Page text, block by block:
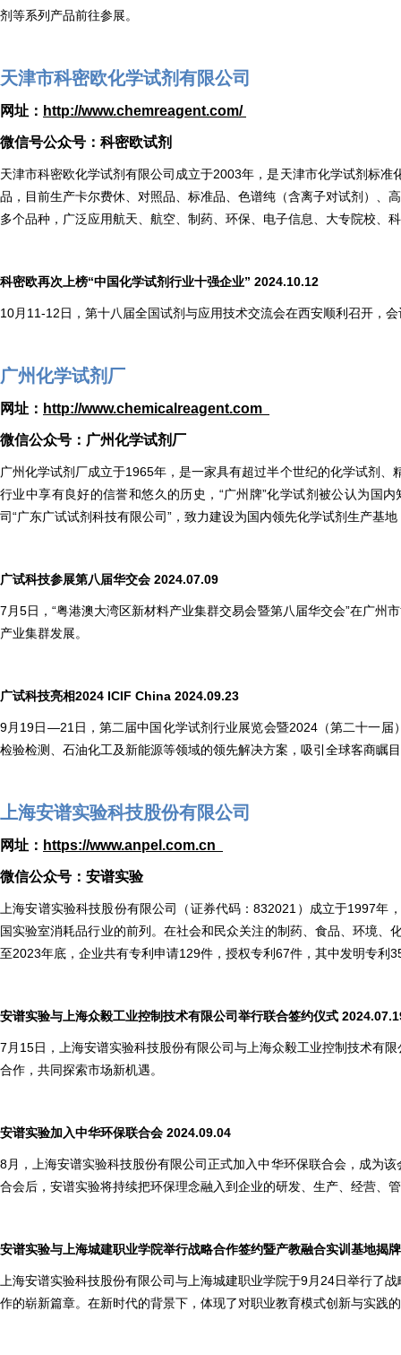
剂等系列产品前往参展。
天津市科密欧化学试剂有限公司
网址： http://www.chemreagent.com/
微信号公众号：科密欧试剂
天津市科密欧化学试剂有限公司成立于2003年，是天津市化学试剂标
品，目前生产卡尔费休、对照品、标准品、色谱纯（含离子对试剂）、
多个品种，广泛应用航天、航空、制药、环保、电子信息、大专院校
科密欧再次上榜“中国化学试剂行业十强企业” 2024.10.12
10月11-12日，第十八届全国试剂与应用技术交流会在西安顺利召开，
广州化学试剂厂
网址： http://www.chemicalreagent.com
微信公众号：广州化学试剂厂
广州化学试剂厂成立于1965年，是一家具有超过半个世纪的化学试剂
行业中享有良好的信誉和悠久的历史，“广州牌”化学试剂被公认为国
司“广东广试试剂科技有限公司”，致力建设为国内领先化学试剂生产基
广试科技参展第八届华交会 2024.07.09
7月5日，“粤港澳大湾区新材料产业集群交易会暨第八届华交会”在广
产业集群发展。
广试科技亮相2024 ICIF China 2024.09.23
9月19日—21日，第二届中国化学试剂行业展览会暨2024（第二十一届
检验检测、石油化工及新能源等领域的领先解决方案，吸引全球客商瞩
上海安谱实验科技股份有限公司
网址： https://www.anpel.com.cn
微信公众号：安谱实验
上海安谱实验科技股份有限公司（证券代码：832021）成立于1997
国实验室消耗品行业的前列。在社会和民众关注的制药、食品、环境
至2023年底，企业共有专利申请129件，授权专利67件，其中发明专利
安谱实验与上海众毅工业控制技术有限公司举行联合签约仪式
7月15日，上海安谱实验科技股份有限公司与上海众毅工业控制技术有
合作，共同探索市场新机遇。
安谱实验加入中华环保联合会 2024.09.04
8月，上海安谱实验科技股份有限公司正式加入中华环保联合会，成为
合会后，安谱实验将持续把环保理念融入到企业的研发、生产、经营、
安谱实验与上海城建职业学院举行战略合作签约暨产教融合实训基地揭
上海安谱实验科技股份有限公司与上海城建职业学院于9月24日举行了
作的崭新篇章。在新时代的背景下，体现了对职业教育模式创新与实践